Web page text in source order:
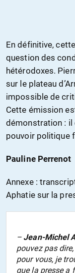
En définitive,
question des
hétérodoxes.
sur le plateau
impossible de
Cette émission
démonstration :
pouvoir politique
Pauline Perrenot
Annexe :
Aphatie sur la
– Jean-Michel
pouvez pas
pour vous, je
que la presse a